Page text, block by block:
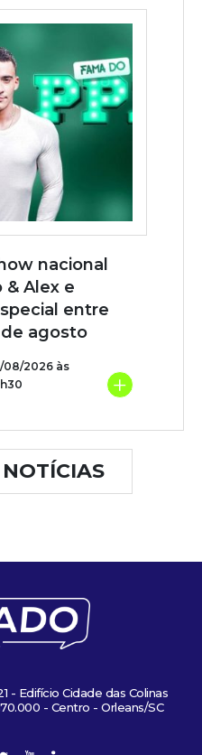
nacional
& Alex e
entre
agosto
08/2026 às
+
- Edifício Cidade das Colinas
- Centro - Orleans/SC